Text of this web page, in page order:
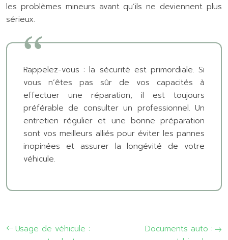
les problèmes mineurs avant qu’ils ne deviennent plus
sérieux.
Rappelez-vous : la sécurité est primordiale. Si
vous n’êtes pas sûr de vos capacités à
effectuer une réparation, il est toujours
préférable de consulter un professionnel. Un
entretien régulier et une bonne préparation
sont vos meilleurs alliés pour éviter les pannes
inopinées et assurer la longévité de votre
véhicule.
Usage de véhicule :
Documents auto :